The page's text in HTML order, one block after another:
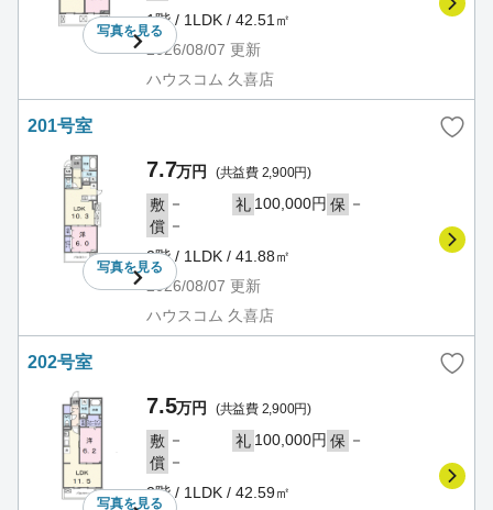
写真を見る
1階 / 1LDK / 42.51㎡
2026/08/07 更新
ハウスコム 久喜店
201号室
写真を見る
7.7万円 (共益費 2,900円)
敷 － 礼 100,000円 保 －
償 －
2階 / 1LDK / 41.88㎡
2026/08/07 更新
ハウスコム 久喜店
202号室
写真を見る
7.5万円 (共益費 2,900円)
敷 － 礼 100,000円 保 －
償 －
2階 / 1LDK / 42.59㎡